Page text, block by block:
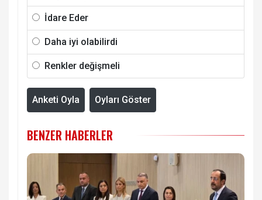
İdare Eder
Daha iyi olabilirdi
Renkler değişmeli
Anketi Oyla Oyları Göster
BENZER HABERLER